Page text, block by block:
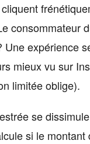
consommateur
Une
mieux vu sur
limitée oblige).
se
si le